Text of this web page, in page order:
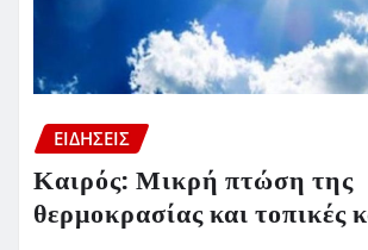
ΕΙΔΗΣΕΙΣ
Καιρός: Μικρή πτώση της
θερμοκρασίας και τοπικές